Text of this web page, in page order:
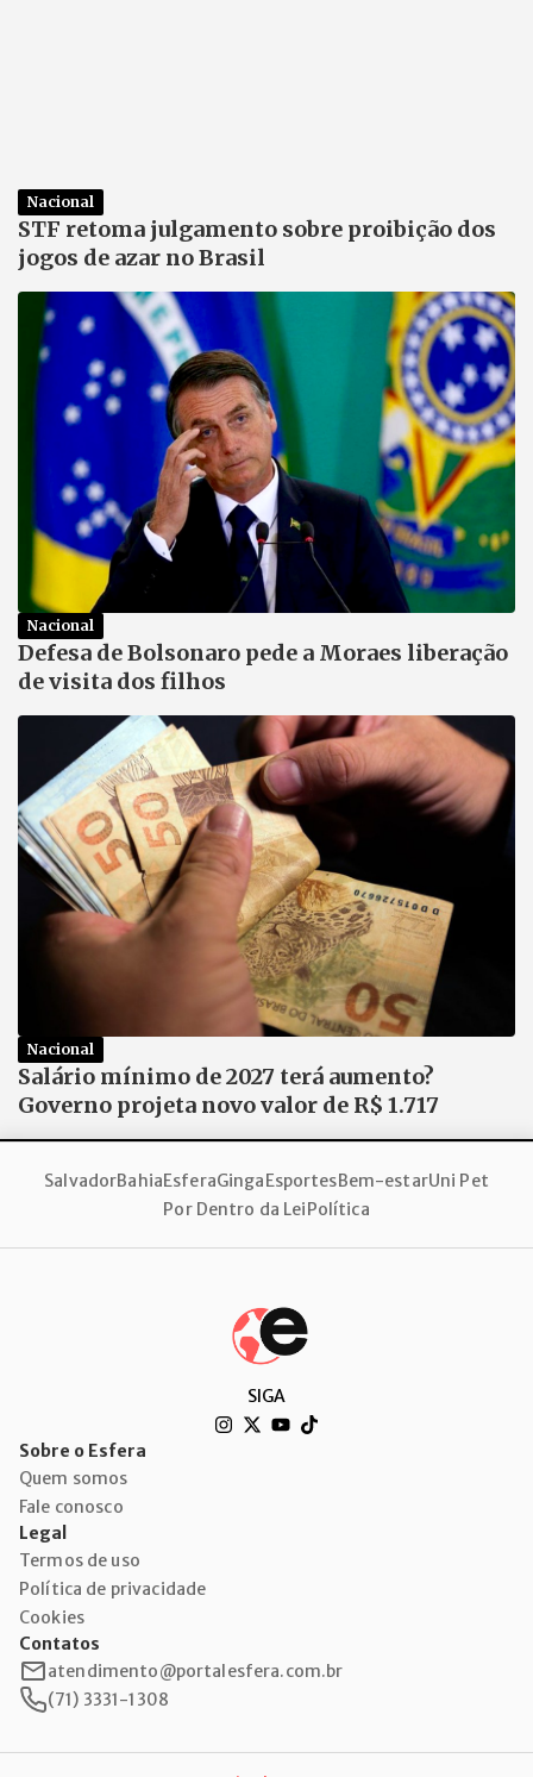
Nacional
STF retoma julgamento sobre proibição dos
jogos de azar no Brasil
Nacional
Defesa de Bolsonaro pede a Moraes liberação
de visita dos filhos
Nacional
Salário mínimo de 2027 terá aumento?
Governo projeta novo valor de R$ 1.717
SalvadorBahiaEsferaGingaEsportesBem-estarUni Pet
Por Dentro da LeiPolítica
SIGA
Sobre o Esfera
Quem somos
Fale conosco
Legal
Termos de uso
Política de privacidade
Cookies
Contatos
atendimento@portalesfera.com.br
(71) 3331-1308